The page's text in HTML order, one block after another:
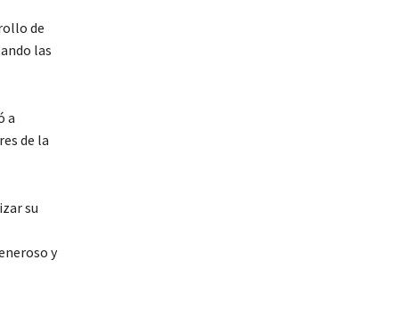
de
las
a
de la
su
y